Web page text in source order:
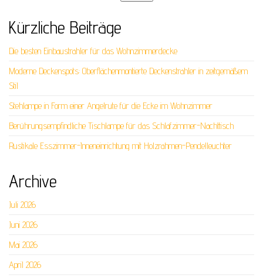
Kürzliche Beiträge
Die besten Einbaustrahler für das Wohnzimmerdecke
Moderne Deckenspots: Oberflächenmontierte Deckenstrahler in zeitgemäßem
Stil
Stehlampe in Form einer Angelrute für die Ecke im Wohnzimmer
Berührungsempfindliche Tischlampe für das Schlafzimmer-Nachttisch
Rustikale Esszimmer-Inneneinrichtung mit Holzrahmen-Pendelleuchter
Archive
Juli 2026
Juni 2026
Mai 2026
April 2026